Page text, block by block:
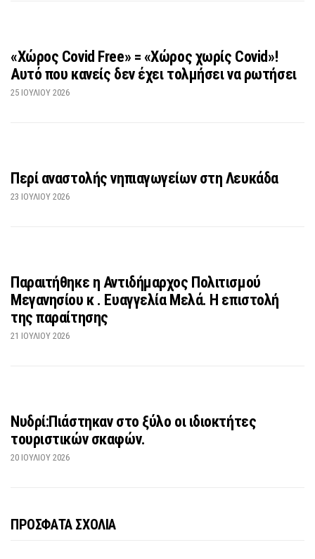
«Χώρος Covid Free» = «Χώρος χωρίς Covid»!
Αυτό που κανείς δεν έχει τολμήσει να ρωτήσει
25 ΙΟΥΛΊΟΥ 2026
Περί αναστολής νηπιαγωγείων στη Λευκάδα
23 ΙΟΥΛΊΟΥ 2026
Παραιτήθηκε η Αντιδήμαρχος Πολιτισμού
Μεγανησίου κ . Ευαγγελία Μελά. Η επιστολή
της παραίτησης
21 ΙΟΥΛΊΟΥ 2026
Νυδρί:Πιάστηκαν στο ξύλο οι ιδιοκτήτες
τουριστικών σκαφών.
20 ΙΟΥΛΊΟΥ 2026
ΠΡΟΣΦΑΤΑ ΣΧΟΛΙΑ